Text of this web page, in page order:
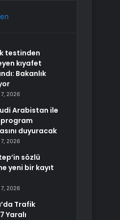
testinden
kıyafet
Bakanlık
2026
Arabistan ile
duyuracak
2026
sözlü
yeni bir kayıt
2026
Trafik
Yaralı